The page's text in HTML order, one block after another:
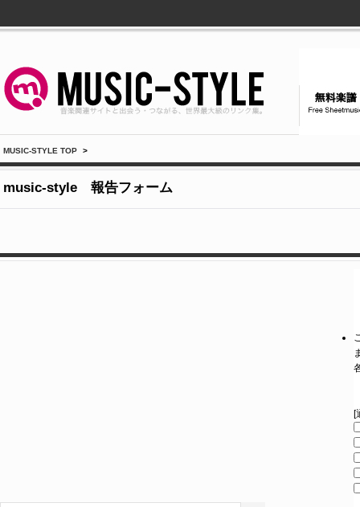
MUSIC-STYLE TOP >
music-style 報告フォーム
[